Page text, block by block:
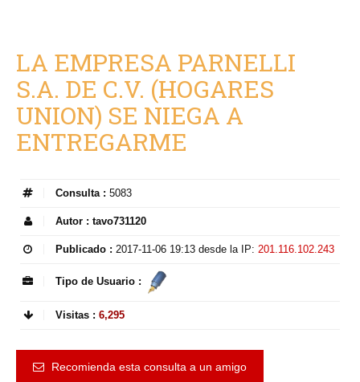
LA EMPRESA PARNELLI
S.A. DE C.V. (HOGARES
UNION) SE NIEGA A
ENTREGARME
Consulta : 5083
Autor : tavo731120
Publicado : 2017-11-06 19:13 desde la IP: 201.116.102.243
Tipo de Usuario :
Visitas : 6,295
Recomienda esta consulta a un amigo